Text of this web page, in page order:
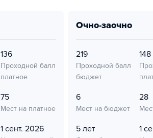
136
Проходной балл
платное
75
Мест на платное
1 сент. 2026
очно-заочно
219
Проходной балл
бюджет
148
6
Мест на бюджет
28
5 лет 1